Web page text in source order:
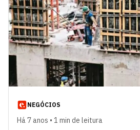
NEGÓCIOS
Há 7 anos • 1 min de leitura